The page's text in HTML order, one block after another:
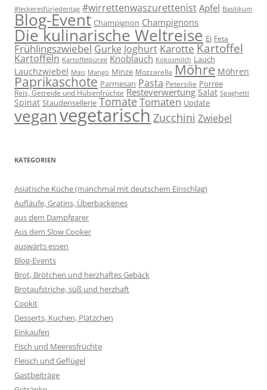
#leckeresfürjedentag #wirrettenwaszurettenist Apfel Basilikum
Blog-Event Champignon Champignons
Die kulinarische Weltreise Ei Feta
Frühlingszwiebel Gurke Joghurt Karotte Kartoffel
Kartoffeln Kartoffelpüree Knoblauch Kokosmilch Lauch
Lauchzwiebel Mais Mango Minze Mozzarella Möhre Möhren
Paprikaschote Parmesan Pasta Petersilie Porree
Reis, Getreide und Hülsenfrüchte Resteverwertung Salat Spaghetti
Spinat Staudensellerie TomateTomaten Update
veganvegetarischZucchini Zwiebel
KATEGORIEN
Asiatische Küche (manchmal mit deutschem Einschlag)
Aufläufe, Gratins, Überbackenes
aus dem Dampfgarer
Aus dem Slow Cooker
auswärts essen
Blog-Events
Brot, Brötchen und herzhaftes Gebäck
Brotaufstriche, süß und herzhaft
Cookit
Desserts, Kuchen, Plätzchen
Einkaufen
Fisch und Meeresfrüchte
Fleisch und Geflügel
Gastbeiträge